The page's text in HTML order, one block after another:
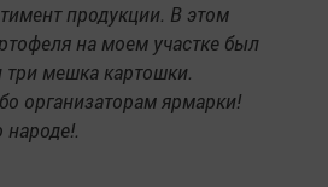
продукции. В этом
на моем участке был
три мешка картошки.
организаторам ярмарки!
народе!.